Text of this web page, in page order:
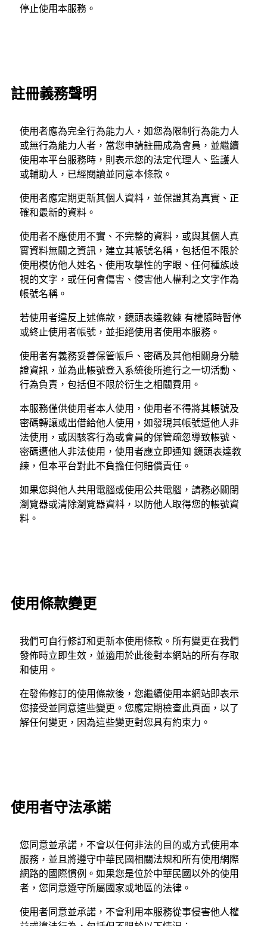
停止使用本服務。
註冊義務聲明
使用者應為完全行為能力人，如您為限制行為能力人
或無行為能力人者，當您申請註冊成為會員，並繼續
使用本平台服務時，則表示您的法定代理人、監護人
或輔助人，已經閱讀並同意本條款。
使用者應定期更新其個人資料，並保證其為真實、正
確和最新的資料。
使用者不應使用不實、不完整的資料，或與其個人真
實資料無關之資訊，建立其帳號名稱，包括但不限於
使用模仿他人姓名、使用攻擊性的字眼、任何種族歧
視的文字，或任何會傷害、侵害他人權利之文字作為
帳號名稱。
若使用者違反上述條款，鏡頭表達教練 有權隨時暫停
或終止使用者帳號，並拒絕使用者使用本服務。
使用者有義務妥善保管帳戶、密碼及其他相關身分驗
證資訊，並為此帳號登入系統後所進行之一切活動、
行為負責，包括但不限於衍生之相關費用。
本服務僅供使用者本人使用，使用者不得將其帳號及
密碼轉讓或出借給他人使用，如發現其帳號遭他人非
法使用，或因駭客行為或會員的保管疏忽導致帳號、
密碼遭他人非法使用，使用者應立即通知 鏡頭表達教
練，但本平台對此不負擔任何賠償責任。
如果您與他人共用電腦或使用公共電腦，請務必關閉
瀏覽器或清除瀏覽器資料，以防他人取得您的帳號資
料。
使用條款變更
我們可自行修訂和更新本使用條款。所有變更在我們
發佈時立即生效，並適用於此後對本網站的所有存取
和使用。
在發佈修訂的使用條款後，您繼續使用本網站即表示
您接受並同意這些變更。您應定期檢查此頁面，以了
解任何變更，因為這些變更對您具有約束力。
使用者守法承諾
您同意並承諾，不會以任何非法的目的或方式使用本
服務，並且將遵守中華民國相關法規和所有使用網際
網路的國際慣例。如果您是位於中華民國以外的使用
者，您同意遵守所屬國家或地區的法律。
使用者同意並承諾，不會利用本服務從事侵害他人權